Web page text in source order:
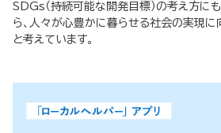
SDGs（持続可能な開発目標）の考え方
ら、人々が心豊かに暮らせる社会の実現
と考えています。